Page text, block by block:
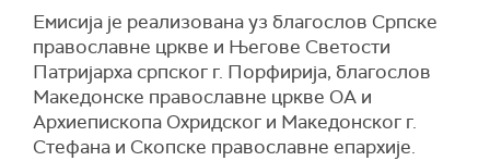
Емисија је реализована уз благослов Српске
православне цркве и Његове Светости
Патријарха српског г. Порфирија, благослов
Македонске православне цркве ОА и
Архиепископа Охридског и Македонског г.
Стефана и Скопске православне епархије.